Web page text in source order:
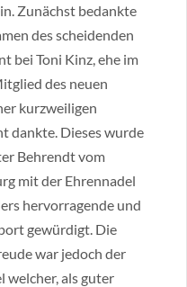
Zunächst bedankte
des scheidenden
bei Toni Kinz, ehe im
des neuen
kurzweiligen
dankte. Dieses wurde
Behrendt vom
mit der Ehrennadel
hervorragende und
gewürdigt. Die
war jedoch der
welcher, als guter